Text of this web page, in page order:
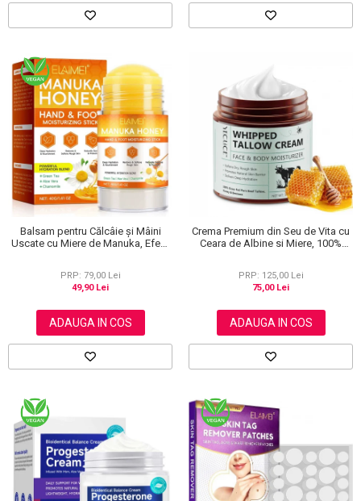
Balsam pentru Călcâie și Mâini
Uscate cu Miere de Manuka, Efect
PRP: 79,00 Lei
49,90 Lei
ADAUGA IN COS
Crema Premium din Seu de Vita cu
Ceara de Albine si Miere, 100%
PRP: 125,00 Lei
75,00 Lei
ADAUGA IN COS